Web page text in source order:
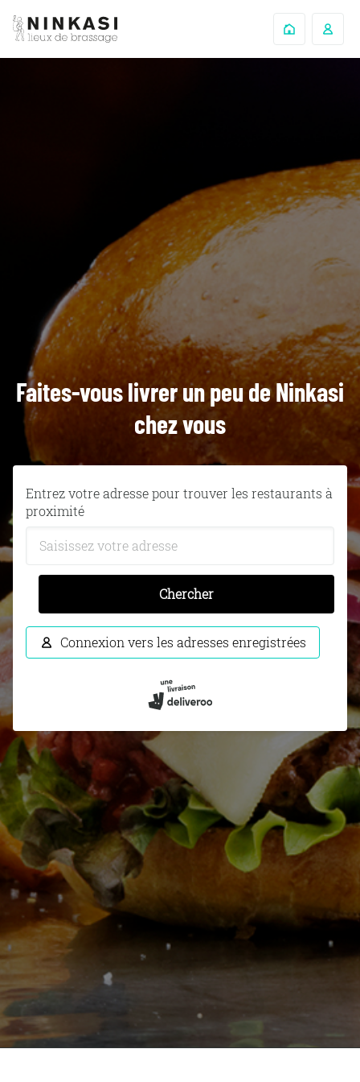
Faites-vous livrer un peu de Ninkasi
chez vous
Entrez votre adresse pour trouver les restaurants à
proximité
Chercher
Connexion vers les adresses enregistrées